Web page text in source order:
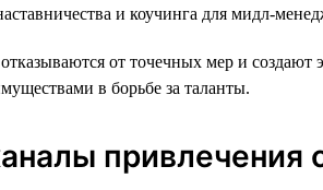
и коучинга для мидл-
от точечных мер и создают
в борьбе за таланты.
привлечения